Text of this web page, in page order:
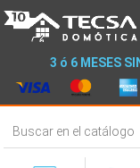
3 ó 6 MESES